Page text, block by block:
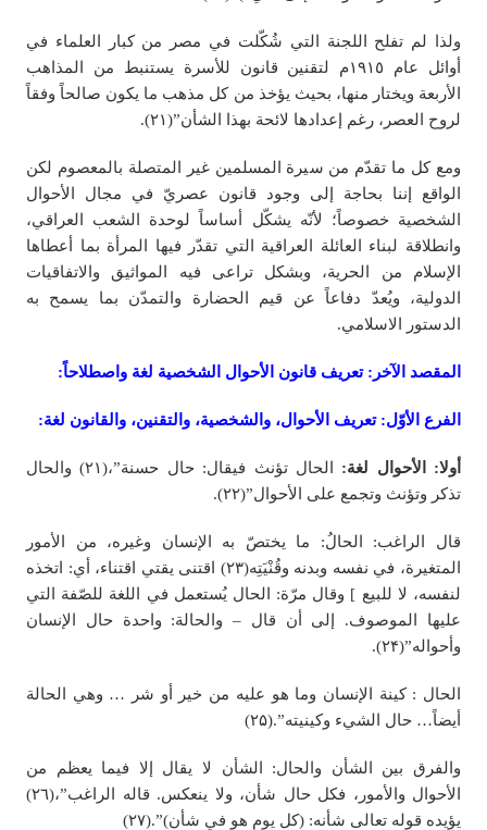
ولذا لم تفلح اللجنة التي شُكّلت في مصر من كبار العلماء في
أوائل عام ١٩١٥م لتقنين قانون للأسرة يستنبط من المذاهب
الأربعة ويختار منها، بحيث يؤخذ من كل مذهب ما يكون صالحاً وفقاً
لروح العصر، رغم إعدادها لائحة بهذا الشأن”(۲۱).
ومع كل ما تقدّم من سيرة المسلمين غير المتصلة بالمعصوم لكن
الواقع إننا بحاجة إلى وجود قانون عصريّ في مجال الأحوال
الشخصية خصوصاً؛ لأنّه يشكّل أساساً لوحدة الشعب العراقي،
وانطلاقة لبناء العائلة العراقية التي تقدّر فيها المرأة بما أعطاها
الإسلام من الحرية، وبشكل تراعى فيه المواثيق والاتفاقيات
الدولية، ويُعدّ دفاعاً عن قیم الحضارة والتمدّن بما یسمح به
الدستور الاسلامي.
المقصد الآخر: تعريف قانون الأحوال الشخصية لغة واصطلاحاً:
الفرع الأوّل: تعريف الأحوال، والشخصية، والتقنين، والقانون لغة:
أولا: الأحوال لغة:
الحال تؤنث فيقال: حال حسنة”،(۲۱) والحال
تذكر وتؤنث وتجمع على الأحوال”(۲۲).
قال الراغب: الحالُ: ما يختصّ به الإنسان وغيره، من الأمور
المتغيرة، في نفسه وبدنه وقُنْيَتِه(۲۳) اقتنى يقتي اقتناء، أي: اتخذه
لنفسه، لا للبيع ] وقال مرّة: الحال يُستعمل في اللغة للصّفة التي
عليها الموصوف. إلى أن قال – والحالة: واحدة حال الإنسان
وأحواله”(۲۴).
الحال : كينة الإنسان وما هو عليه من خير أو شر … وهي الحالة
أيضاً… حال الشيء وكينيته”.(۲۵)
والفرق بين الشأن والحال: الشأن لا يقال إلا فيما يعظم من
الأحوال والأمور، فكل حال شأن، ولا ينعكس. قاله الراغب”،(٢٦)
يؤيده قوله تعالى شأنه: (كل يوم هو في شأن)”.(٢٧)